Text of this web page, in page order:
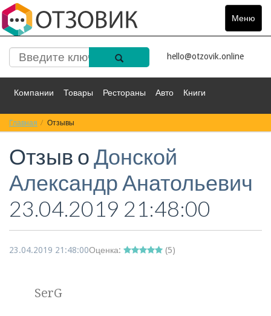
Меню
Toggle
hello@otzovik.online
Компании Товары Рестораны Авто Книги
Спорт Фильмы
Красота Здоровье Остальное
Главная Отзывы
Отзыв оДонской
Александр Анатольевич
23.04.2019 21:48:00
23.04.2019 21:48:00Оценка: (5)
SerG